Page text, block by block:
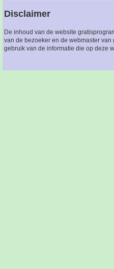
Disclaimer
De inhoud van de website
van de bezoeker en de webmaster
gebruik van de informatie die op deze